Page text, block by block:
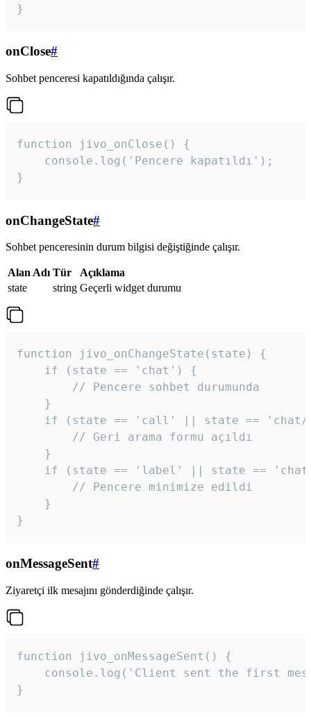
}
onClose#
Sohbet penceresi kapatıldığında çalışır.
function jivo_onClose() {
    console.log('Pencere kapatıldı');
}
onChangeState#
Sohbet penceresinin durum bilgisi değiştiğinde çalışır.
Alan Adı Tür
Açıklama
state
string Geçerli widget durumu
function jivo_onChangeState(state) {
    if (state == 'chat') {
        // Pencere sohbet durumunda
    }
if (state == 'call' || state ==
        // Geri arama formu açıldı
    }
if (state == 'label' || state ==
        // Pencere minimize edildi
    }
}
onMessageSent#
Ziyaretçi ilk mesajını gönderdiğinde çalışır.
function jivo_onMessageSent() {
console.log('Client sent the first
}